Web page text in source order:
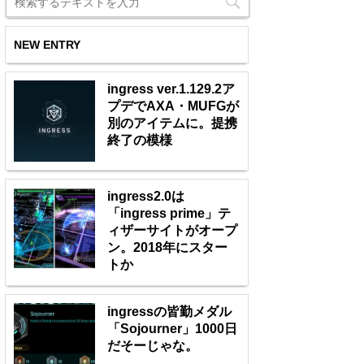
NEW ENTRY
ingress ver.1.129.2ア
プデでAXA・MUFGが
別のアイテムに。提携
終了の模様
ingress2.0は
「ingress prime」テ
ィザーサイトがオープ
ン。2018年にスター
トか
ingressの皆勤メダル
「Sojourner」1000日
だそーじゃな。